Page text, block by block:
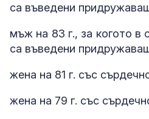
са въведени
мъж на 83 г., за когото в
са въведени
жена на 81 г. със
жена на 79 г. със